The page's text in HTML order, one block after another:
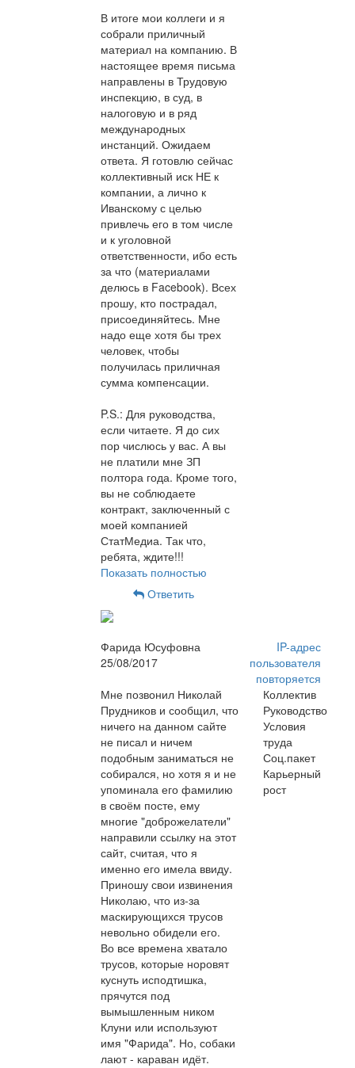
В итоге мои коллеги и я
собрали приличный
материал на компанию. В
настоящее время письма
направлены в Трудовую
инспекцию, в суд, в
налоговую и в ряд
международных
инстанций. Ожидаем
ответа. Я готовлю сейчас
коллективный иск НЕ к
компании, а лично к
Иванскому с целью
привлечь его в том числе
и к уголовной
ответственности, ибо есть
за что (материалами
делюсь в Facebook). Всех
прошу, кто пострадал,
присоединяйтесь. Мне
надо еще хотя бы трех
человек, чтобы
получилась приличная
сумма компенсации.
P.S.: Для руководства,
если читаете. Я до сих
пор числюсь у вас. А вы
не платили мне ЗП
полтора года. Кроме того,
вы не соблюдаете
контракт, заключенный с
моей компанией
СтатМедиа. Так что,
ребята, ждите!!!
Показать полностью
Ответить
Фарида Юсуфовна
25/08/2017
IP-адрес
пользователя
повторяется
Мне позвонил Николай
Прудников и сообщил, что
ничего на данном сайте
не писал и ничем
подобным заниматься не
собирался, но хотя я и не
упоминала его фамилию
в своём посте, ему
многие "доброжелатели"
направили ссылку на этот
сайт, считая, что я
именно его имела ввиду.
Приношу свои извинения
Николаю, что из-за
маскирующихся трусов
невольно обидели его.
Во все времена хватало
трусов, которые норовят
куснуть исподтишка,
прячутся под
вымышленным ником
Клуни или используют
имя "Фарида". Но, собаки
лают - караван идёт.
Коллектив
Руководство
Условия
труда
Соц.пакет
Карьерный
рост